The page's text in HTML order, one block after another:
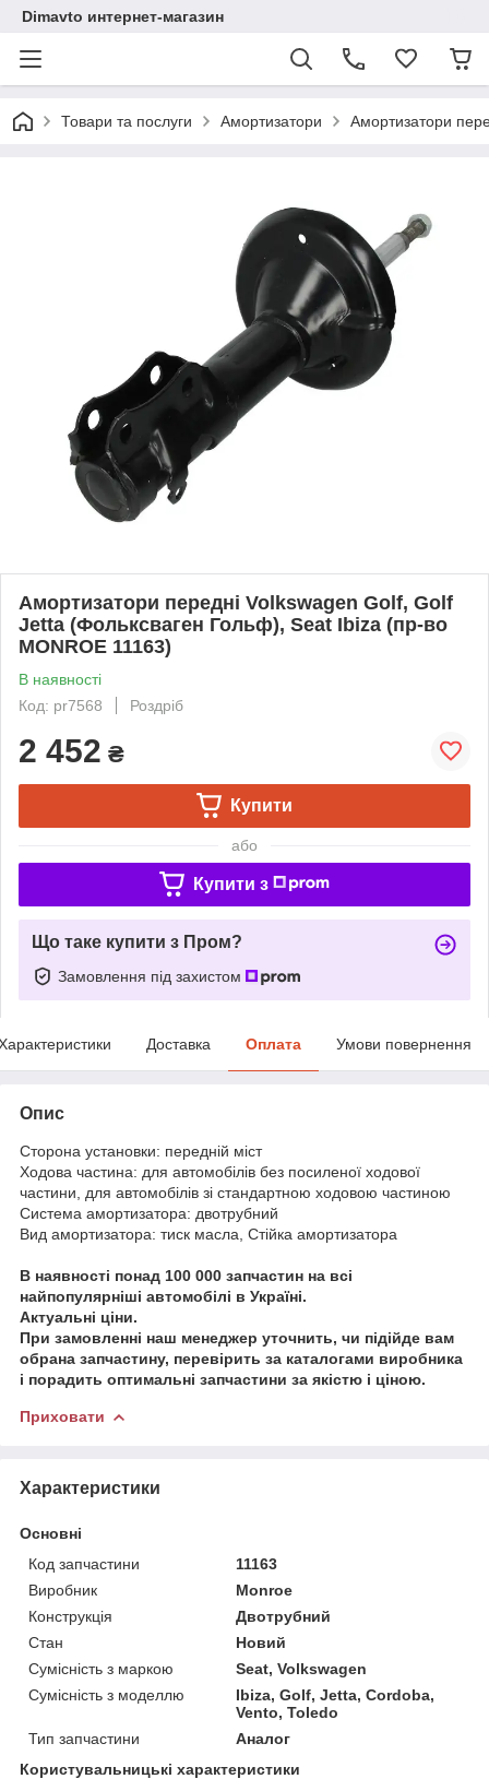
Dimavto интернет-магазин
Товари та послуги Амортизатори Амортизатори
Амортизатори передні Volkswagen Golf, Golf
Jetta (Фольксваген Гольф), Seat Ibiza (пр-во
MONROE 11163)
В наявності
Код: pr7568
Роздріб
2 452 ₴
Купити
або
Купити з
Що таке купити з Пром?
Замовлення під захистом
Доставка Оплата Умови повернення
Опис
Сторона установки: передній міст
Ходова частина: для автомобілів без посиленої ходової
частини, для автомобілів зі стандартною ходовою частиною
Система амортизатора: двотрубний
Вид амортизатора: тиск масла, Стійка амортизатора
В наявності понад 100 000 запчастин на всі
найпопулярніші автомобілі в Україні.
Актуальні ціни.
При замовленні наш менеджер уточнить, чи підійде вам
обрана запчастину, перевірить за каталогами виробника
і порадить оптимальні запчастини за якістю і ціною.
Приховати
Характеристики
Основні
Код запчастини
11163
Виробник
Monroe
Конструкція
Двотрубний
Стан
Новий
Сумісність з маркою
Seat, Volkswagen
Сумісність з моделлю
Ibiza, Golf, Jetta, Cordoba,
Vento, Toledo
Тип запчастини
Аналог
Користувальницькі характеристики